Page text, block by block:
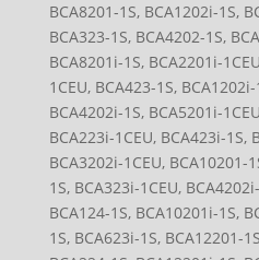
BCA8201-1S, BCA1202i-1S,
BCA323-1S, BCA4202-1S,
BCA8201i-1S, BCA2201i-
1CEU, BCA423-1S,
BCA4202i-1S, BCA5201i-
BCA223i-1CEU, BCA423i-1S,
BCA3202i-1CEU, BCA10201-
1S, BCA323i-1CEU,
BCA124-1S, BCA10201i-1S,
1S, BCA623i-1S, BCA12201-